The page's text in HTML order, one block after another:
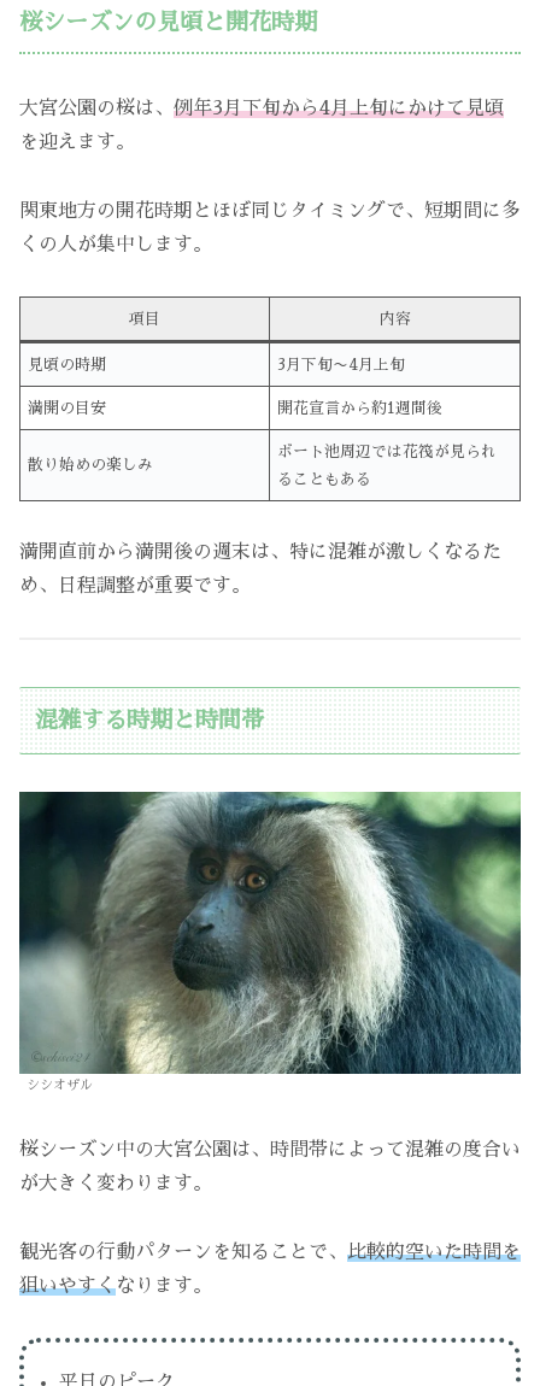
桜シーズンの見頃と開花時期
大宮公園の桜は、 例年3月下旬から4月上旬にかけて見頃
を迎えます。
関東地方の開花時期とほぼ同じタイミングで、短期間に多
くの人が集中します。
項目 内容
見頃の時期 3月下旬〜4月上旬
満開の目安 開花宣言から約1週間後
散り始めの楽しみ
ボート池周辺では花筏が見られ
ることもある
満開直前から満開後の週末は、特に混雑が激しくなるた
め、日程調整が重要です。
混雑する時期と時間帯
シシオザル
桜シーズン中の大宮公園は、時間帯によって混雑の度合い
が大きく変わります。
観光客の行動パターンを知ることで、 比較的空いた時間を
狙いやすくなります。